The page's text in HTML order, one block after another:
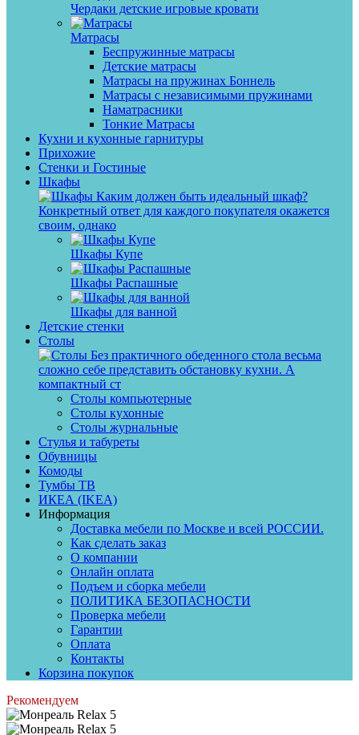
Чердаки детские игровые кровати
Матрасы
Беспружинные матрасы
Детские матрасы
Матрасы на пружинах Боннель
Матрасы с независимыми пружинами
Наматрасники
Тонкие Матрасы
Кухни и кухонные гарнитуры
Прихожие
Стенки и Гостиные
Шкафы
Каким должен быть идеальный шкаф?
Конкретный ответ для каждого покупателя окажется
своим, однако
Шкафы Купе
Шкафы Распашные
Шкафы для ванной
Детские стенки
Столы
Без практичного обеденного стола весьма
сложно себе представить обстановку кухни. А
компактный ст
Столы компьютерные
Столы кухонные
Столы журнальные
Стулья и табуреты
Обувницы
Комоды
Тумбы ТВ
ИКЕА (IKEA)
Информация
Доставка мебели по Москве и всей РОССИИ.
Как сделать заказ
О компании
Онлайн оплата
Подъем и сборка мебели
ПОЛИТИКА БЕЗОПАСНОСТИ
Проверка мебели
Гарантии
Оплата
Контакты
Корзина покупок
Рекомендуем